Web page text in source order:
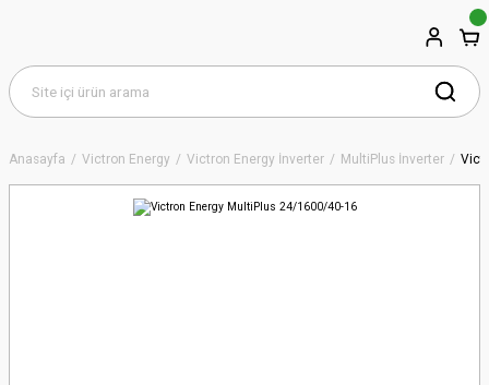
Anasayfa Victron Energy Victron Energy İnverter MultiPlus İnverter